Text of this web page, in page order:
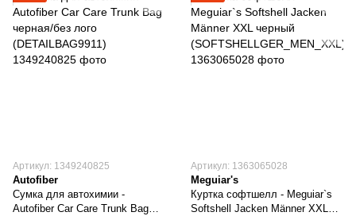
Артикул: 1349240825
Autofiber
Сумка для автохимии -
Autofiber Car Care Trunk Bag
Артикул: 1363065028
Meguiar's
Куртка софтшелл - Meguiar`s
Softshell Jacken Männer XXL